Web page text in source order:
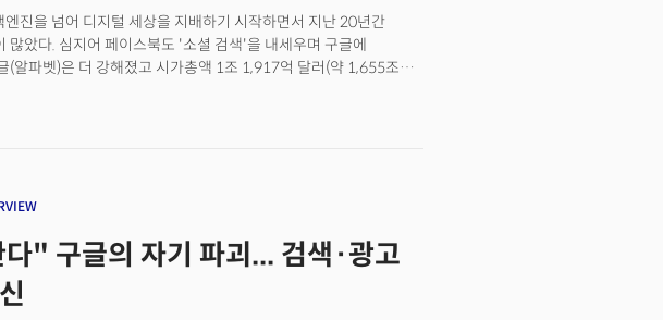
Lee said, noting that its performance rivals that of
in some areas. Beyond search, Goover offers
reports and personalized content recommendations,
demand for hyper-personalized digital experiences.The
a visit to Goover’s Silicon Valley HQ, Lee reflected on the
with AI capabilities will lead in this era of disruption.”As
the boundaries of what generative AI can achieve, the
to harness these tools not just for exploration but for
through search, personalization, or industry-specific
potential is only beginning to unfold.The following is
해 문제 해결 경험을 축적하면 AI 기술의 효용을 극대화할 수 있을
진을 넘어 디지털 세상을 지배하기 시작하면서 지난 20년간
많았다. 심지어 페이스북도 '소셜 검색'을 내세우며 구글에
(알파벳)은 더 강해졌고 시가총액 1조 1,917억 달러(약 1,655조원)
며 향후 '검색 시장'에 뛰어드는 것은 시간 문제라고 보고 있다.
를 밝힌 정보로 화제를 뿌렸다. 검색 증강 생성(RAG, Retrieval-
있는 지식 베이스를 참조하도록 하는 프로세스) 기술을 개척하고
러(약 4조1300억원)를 인정받고 있다. 이는 올해 초 평가된
로 급속도로 성장하고 있는 것이다. 최근엔 AI의 위키피디아라고 할
" 구글의 자기 파괴... 검색·광고